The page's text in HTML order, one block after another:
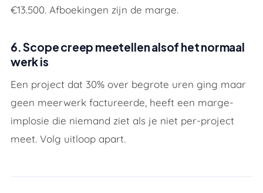
€13.500. Afboekingen zijn de marge.
6. Scope creep meetellen alsof het normaal
werk is
Een project dat 30% over begrote uren ging maar
geen meerwerk factureerde, heeft een marge-
implosie die niemand ziet als je niet per-project
meet. Volg uitloop apart.